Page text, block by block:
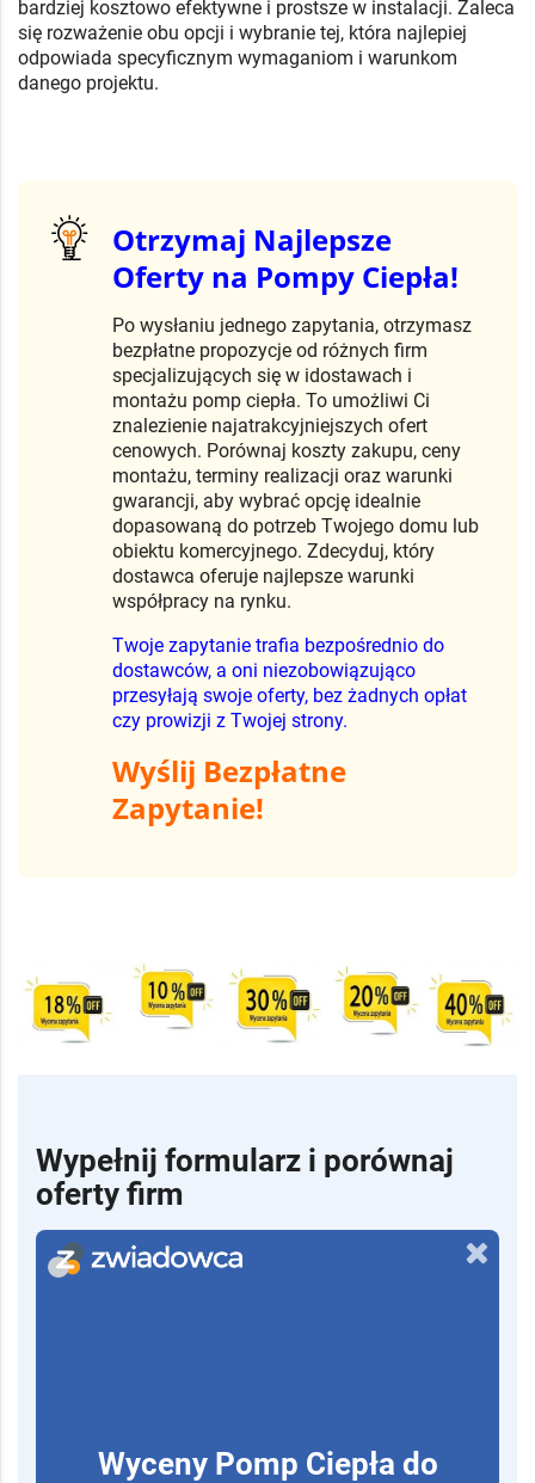
bardziej kosztowo efektywne i prostsze w instalacji. Zaleca
się rozważenie obu opcji i wybranie tej, która najlepiej
odpowiada specyficznym wymaganiom i warunkom
danego projektu.
Otrzymaj Najlepsze
Oferty na Pompy Ciepła!
Po wysłaniu jednego zapytania, otrzymasz
bezpłatne propozycje od różnych firm
specjalizujących się w idostawach i
montażu pomp ciepła. To umożliwi Ci
znalezienie najatrakcyjniejszych ofert
cenowych. Porównaj koszty zakupu, ceny
montażu, terminy realizacji oraz warunki
gwarancji, aby wybrać opcję idealnie
dopasowaną do potrzeb Twojego domu lub
obiektu komercyjnego. Zdecyduj, który
dostawca oferuje najlepsze warunki
współpracy na rynku.
Twoje zapytanie trafia bezpośrednio do
dostawców, a oni niezobowiązująco
przesyłają swoje oferty, bez żadnych opłat
czy prowizji z Twojej strony.
Wyślij Bezpłatne
Zapytanie!
Wypełnij formularz i porównaj
oferty firm
Wyceny Pomp Ciepła do